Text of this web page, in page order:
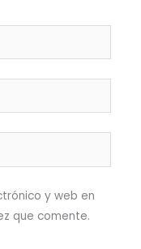
y web en
que comente.